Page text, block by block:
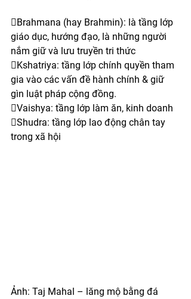
Brahmana (hay Brahmin): là tầng lớp
giáo dục, hướng đạo, là những người
nắm giữ và lưu truyền tri thức
Kshatriya: tầng lớp chính quyền tham
gia vào các vấn đề hành chính & giữ
gìn luật pháp cộng đồng.
Vaishya: tầng lớp làm ăn, kinh doanh
Shudra: tầng lớp lao động chân tay
trong xã hội
Ảnh: Taj Mahal – lăng mộ bằng đá